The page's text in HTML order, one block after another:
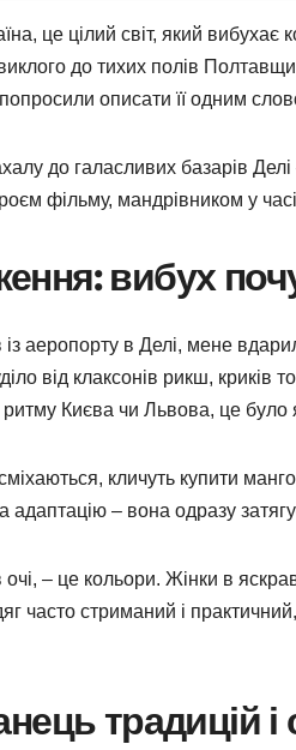
це цілий світ, який
до тихих полів
описати її одним
до галасливих базарів
фільму, мандрівником у
вибух
аеропорту в Делі, мене
від клаксонів рикш, криків
ритму Києва чи Львова, це було
кличуть купити
адаптацію – вона одразу
– це кольори. Жінки в
часто стриманий і
традицій і